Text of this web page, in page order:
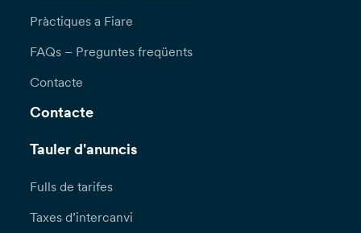
Pràctiques a Fiare
FAQs – Preguntes freqüents
Contacte
Contacte
Tauler d'anuncis
Fulls de tarifes
Taxes d’intercanvi